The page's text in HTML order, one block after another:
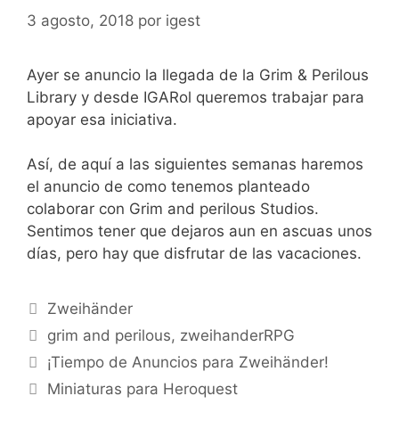
3 agosto, 2018 por igest
Ayer se anuncio la llegada de la Grim & Perilous
Library y desde IGARol queremos trabajar para
apoyar esa iniciativa.
Así, de aquí a las siguientes semanas haremos
el anuncio de como tenemos planteado
colaborar con Grim and perilous Studios.
Sentimos tener que dejaros aun en ascuas unos
días, pero hay que disfrutar de las vacaciones.
Categorías
Zweihänder
Etiquetas
grim and perilous, zweihanderRPG
¡Tiempo de Anuncios para Zweihänder!
Miniaturas para Heroquest